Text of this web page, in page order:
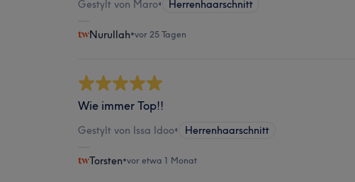
Gestylt von Maro• Herrenhaarschnitt
Nurullah•vor 25 Tagen
Wie immer Top!!
Gestylt von Issa Idoo• Herrenhaarschnitt
Torsten•vor etwa 1 Monat